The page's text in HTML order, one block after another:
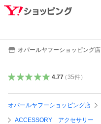
オパールヤフーショッピング店
4.77（35件）
オパールヤフーショッピング店
ACCESSORY アクセサリー